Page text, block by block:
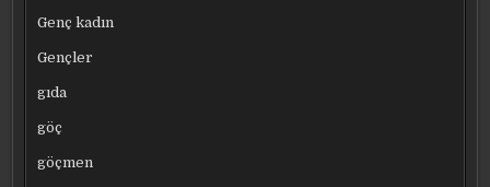
Genç kadın
Gençler
gıda
göç
göçmen